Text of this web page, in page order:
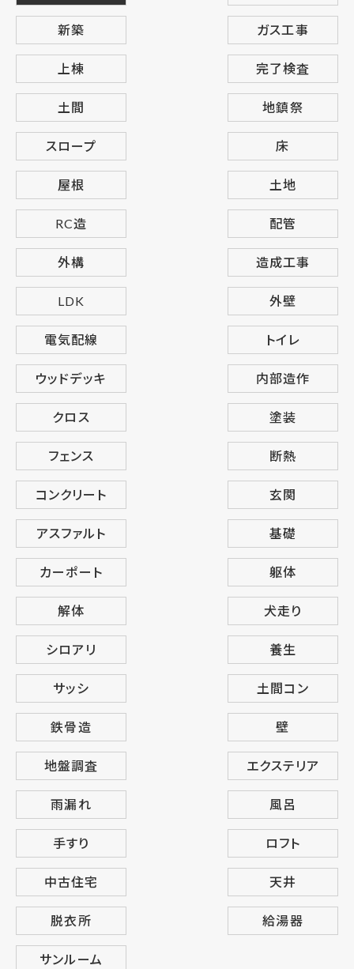
新築 ガス工事
上棟 完了検査
土間 地鎮祭
スロープ 床
屋根 土地
RC造 配管
外構 造成工事
LDK 外壁
電気配線 トイレ
ウッドデッキ 内部造作
クロス 塗装
フェンス 断熱
コンクリート 玄関
アスファルト 基礎
カーポート 躯体
解体 犬走り
シロアリ 養生
サッシ 土間コン
鉄骨造 壁
地盤調査 エクステリア
雨漏れ 風呂
手すり ロフト
中古住宅 天井
脱衣所 給湯器
サンルーム